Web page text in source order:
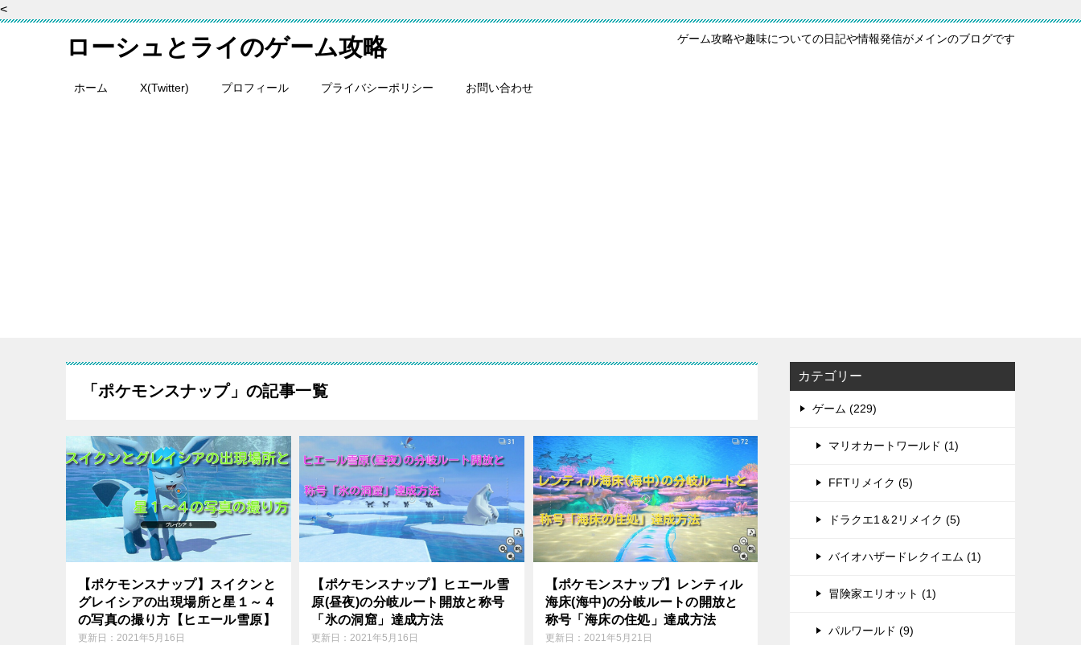
<
ローシュとライのゲーム攻略 ゲーム攻略や趣味についての日記や情報発信がメインのブログです
ホーム X(Twitter) プロフィール プライバシーポリシー お問い合わせ
「ポケモンスナップ」の記事一覧
【ポケモンスナップ】スイクンと
グレイシアの出現場所と星１～４
の写真の撮り方【ヒエール雪原】
更新日： 2021年5月16日
【ポケモンスナップ】ヒエール雪
原(昼夜)の分岐ルート開放と称号
「氷の洞窟」達成方法
更新日：2021年5月16日
【ポケモンスナップ】レンティル
海床(海中)の分岐ルートの開放と
称号「海床の住処」達成方法
更新日： 2021年5月21日
カテゴリー
ゲーム (229)
マリオカートワールド (1)
FFTリメイク (5)
ドラクエ1＆2リメイク (5)
バイオハザードレクイエム (1)
冒険家エリオット (1)
パルワールド (9)